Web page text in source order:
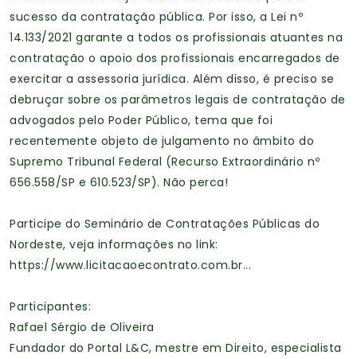
sucesso da contratação pública. Por isso, a Lei nº
14.133/2021 garante a todos os profissionais atuantes na
contratação o apoio dos profissionais encarregados de
exercitar a assessoria jurídica. Além disso, é preciso se
debruçar sobre os parâmetros legais de contratação de
advogados pelo Poder Público, tema que foi
recentemente objeto de julgamento no âmbito do
Supremo Tribunal Federal (Recurso Extraordinário nº
656.558/SP e 610.523/SP). Não perca!
Participe do Seminário de Contratações Públicas do
Nordeste, veja informações no link:
https://www.licitacaoecontrato.com.br...
Participantes:
Rafael Sérgio de Oliveira
Fundador do Portal L&C, mestre em Direito, especialista